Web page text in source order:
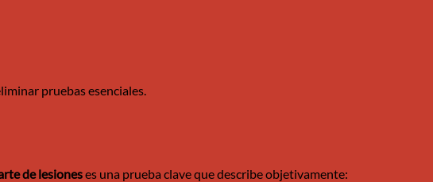
pruebas esenciales.
de lesioneses una prueba clave que describe objetivamente: